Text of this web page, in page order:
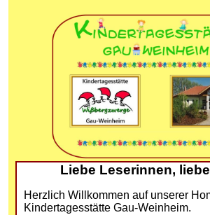
Liebe Leserinnen,
Herzlich Willkommen auf unserer
Kindertagesstätte Gau-Weinheim.